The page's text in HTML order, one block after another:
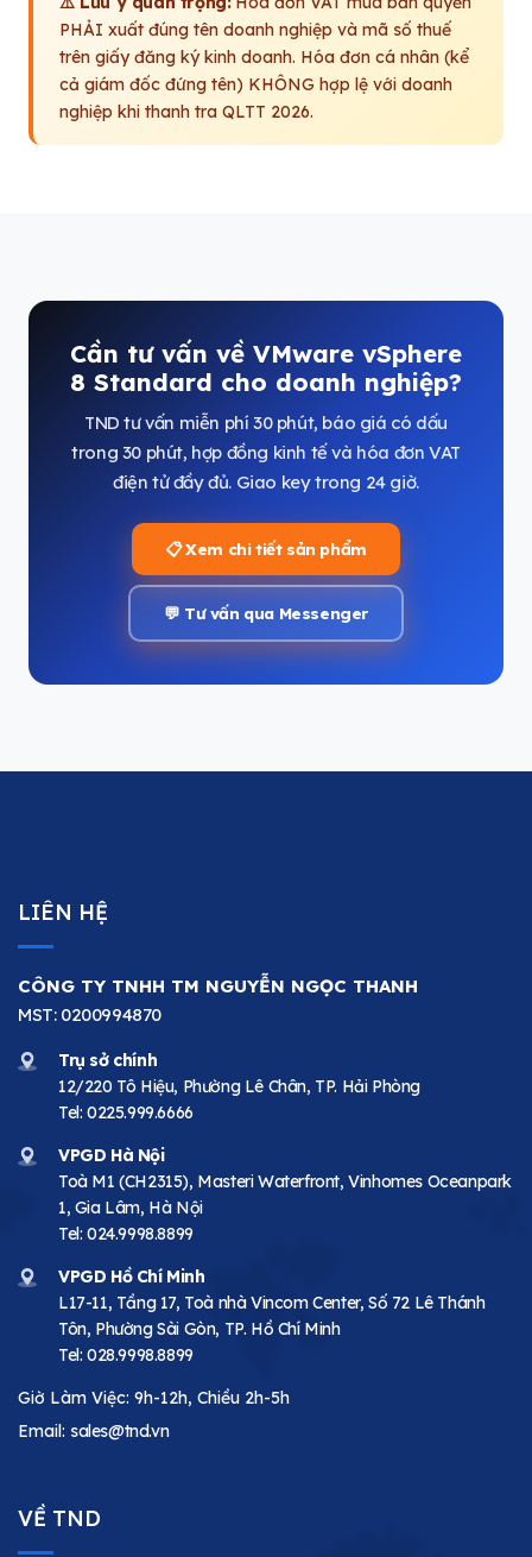
PHẢI xuất đúng tên doanh nghiệp và mã số thuế
trên giấy đăng ký kinh doanh. Hóa đơn cá nhân (kể
cả giám đốc đứng tên) KHÔNG hợp lệ với doanh
nghiệp khi thanh tra QLTT 2026.
Cần tư vấn về VMware vSphere
8 Standard cho doanh nghiệp?
TND tư vấn miễn phí 30 phút, báo giá có dấu
trong 30 phút, hợp đồng kinh tế và hóa đơn VAT
điện tử đầy đủ. Giao key trong 24 giờ.
📋 Xem chi tiết sản phẩm
💬 Tư vấn qua Messenger
LIÊN HỆ
CÔNG TY TNHH TM NGUYỄN NGỌC THANH
MST: 0200994870
Trụ sở chính
12/220 Tô Hiệu, Phường Lê Chân, TP. Hải Phòng
Tel: 0225.999.6666
VPGD Hà Nội
Toà M1 (CH2315), Masteri Waterfront, Vinhomes Oceanpark
1, Gia Lâm, Hà Nội
Tel: 024.9998.8899
VPGD Hồ Chí Minh
L17-11, Tầng 17, Toà nhà Vincom Center, Số 72 Lê Thánh
Tôn, Phường Sài Gòn, TP. Hồ Chí Minh
Tel: 028.9998.8899
Giờ Làm Việc: 9h-12h, Chiều 2h-5h
Email: sales@tnd.vn
VỀ TND